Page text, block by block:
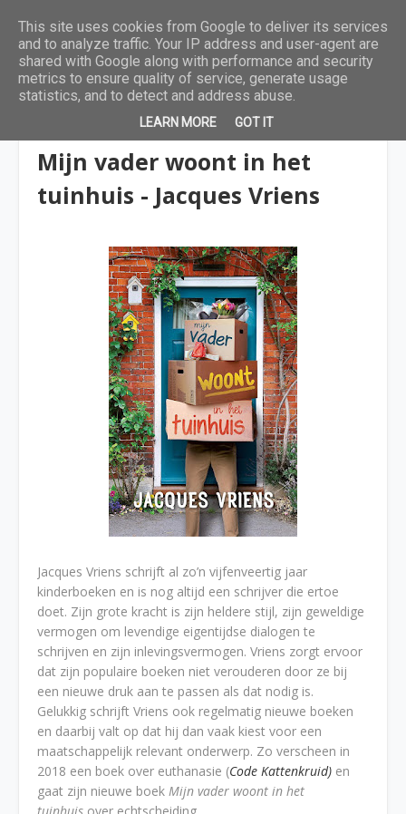
Mijn vader woont in het
tuinhuis - Jacques Vriens
Jacques Vriens schrijft al zo’n vijfenveertig jaar
kinderboeken en is nog altijd een schrijver die ertoe
doet. Zijn grote kracht is zijn heldere stijl, zijn geweldige
vermogen om levendige eigentijdse dialogen te
schrijven en zijn inlevingsvermogen. Vriens zorgt ervoor
dat zijn populaire boeken niet verouderen door ze bij
een nieuwe druk aan te passen als dat nodig is.
Gelukkig schrijft Vriens ook regelmatig nieuwe boeken
en daarbij valt op dat hij dan vaak kiest voor een
maatschappelijk relevant onderwerp. Zo verscheen in
2018 een boek over euthanasie (Code Kattenkruid) en
gaat zijn nieuwe boek Mijn vader woont in het
This site uses cookies from Google to deliver its services
and to analyze traffic. Your IP address and user-agent are
shared with Google along with performance and security
metrics to ensure quality of service, generate usage
statistics, and to detect and address abuse.
LEARN MORE GOT IT